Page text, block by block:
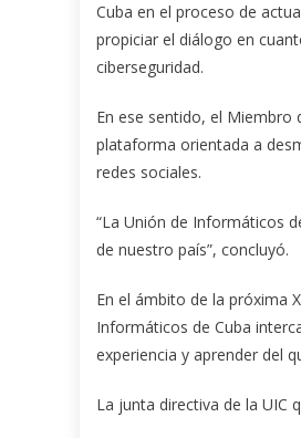
Cuba en el proceso de
propiciar el diálogo en
ciberseguridad.
En ese sentido, el Miembro
plataforma orientada a
redes sociales.
“La Unión de Informáticos
de nuestro país”, concluyó.
En el ámbito de la próxima
Informáticos de Cuba
experiencia y aprender del
La junta directiva de la UIC